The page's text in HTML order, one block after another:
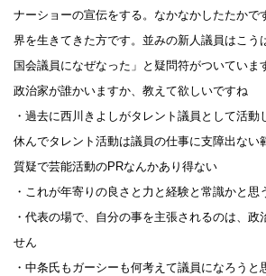
ナーショーの宣伝をする。なかなかしたたかで
界を生きてきた方です。並みの新人議員はこう
国会議員になぜなった」と疑問符がついていま
政治家が誰かいますか、教えて欲しいですね
・過去に西川きよしがタレント議員として活動
休んでタレント活動は議員の仕事に支障出ない
質疑で芸能活動のPRなんかあり得ない
・これが年寄りの良さと力と経験と常識かと思
・代表の場で、自分の事を主張されるのは、政
せん
・中条氏もガーシーも何考えて議員になろう